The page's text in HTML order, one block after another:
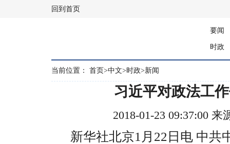
回到首页
要闻
时政
当前位置： 首页>中文>时政>新闻
习近平对政法工
2018-01-23 09:37:00
新华社北京1月22日电 中共